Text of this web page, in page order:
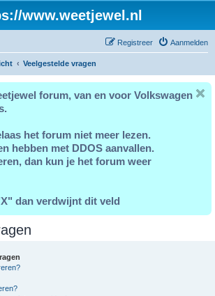
www.weetjewel.nl
Aanmelden
Registreer
Veelgestelde vragen
forum, van en voor Volkswagen
het forum niet meer lezen.
hebben met DDOS aanvallen.
dan kun je het forum weer
dan verdwijnt dit veld